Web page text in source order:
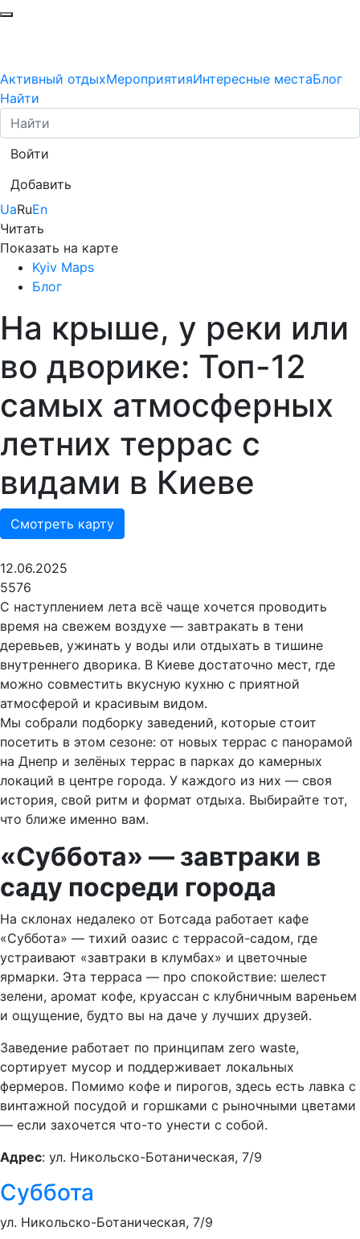
Активный отдыхМероприятияИнтересные местаБлог
Найти
Войти
Добавить
UaRuEn
Читать
Показать на карте
Kyiv Maps
Блог
На крыше, у реки или
во дворике: Топ-12
самых атмосферных
летних террас с
видами в Киеве
Смотреть карту
12.06.2025
5576
С наступлением лета всё чаще хочется проводить
время на свежем воздухе — завтракать в тени
деревьев, ужинать у воды или отдыхать в тишине
внутреннего дворика. В Киеве достаточно мест, где
можно совместить вкусную кухню с приятной
атмосферой и красивым видом.
Мы собрали подборку заведений, которые стоит
посетить в этом сезоне: от новых террас с панорамой
на Днепр и зелёных террас в парках до камерных
локаций в центре города. У каждого из них — своя
история, свой ритм и формат отдыха. Выбирайте тот,
что ближе именно вам.
«Суббота» — завтраки в
саду посреди города
На склонах недалеко от Ботсада работает кафе
«Суббота» — тихий оазис с террасой-садом, где
устраивают «завтраки в клумбах» и цветочные
ярмарки. Эта терраса — про спокойствие: шелест
зелени, аромат кофе, круассан с клубничным вареньем
и ощущение, будто вы на даче у лучших друзей.
Заведение работает по принципам zero waste,
сортирует мусор и поддерживает локальных
фермеров. Помимо кофе и пирогов, здесь есть лавка с
винтажной посудой и горшками с рыночными цветами
— если захочется что-то унести с собой.
Адрес: ул. Никольско-Ботаническая, 7/9
Суббота
ул. Никольско-Ботаническая, 7/9